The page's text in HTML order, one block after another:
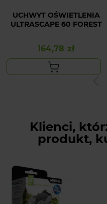
UCHWYT OŚWIETLENIA
ULTRASCAPE 60 FOREST
Cena
164,78 zł
Klienci,
produkt,